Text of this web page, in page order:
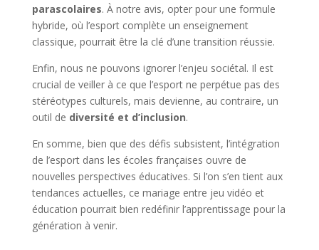
parascolaires. À notre avis, opter pour une formule
hybride, où l’esport complète un enseignement
classique, pourrait être la clé d’une transition réussie.
Enfin, nous ne pouvons ignorer l’enjeu sociétal. Il est
crucial de veiller à ce que l’esport ne perpétue pas des
stéréotypes culturels, mais devienne, au contraire, un
outil de diversité et d’inclusion.
En somme, bien que des défis subsistent, l’intégration
de l’esport dans les écoles françaises ouvre de
nouvelles perspectives éducatives. Si l’on s’en tient aux
tendances actuelles, ce mariage entre jeu vidéo et
éducation pourrait bien redéfinir l’apprentissage pour la
génération à venir.